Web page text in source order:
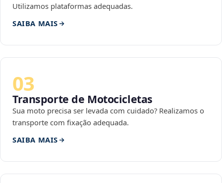
Utilizamos plataformas adequadas.
SAIBA MAIS
03
Transporte de Motocicletas
Sua moto precisa ser levada com cuidado? Realizamos o
transporte com fixação adequada.
SAIBA MAIS